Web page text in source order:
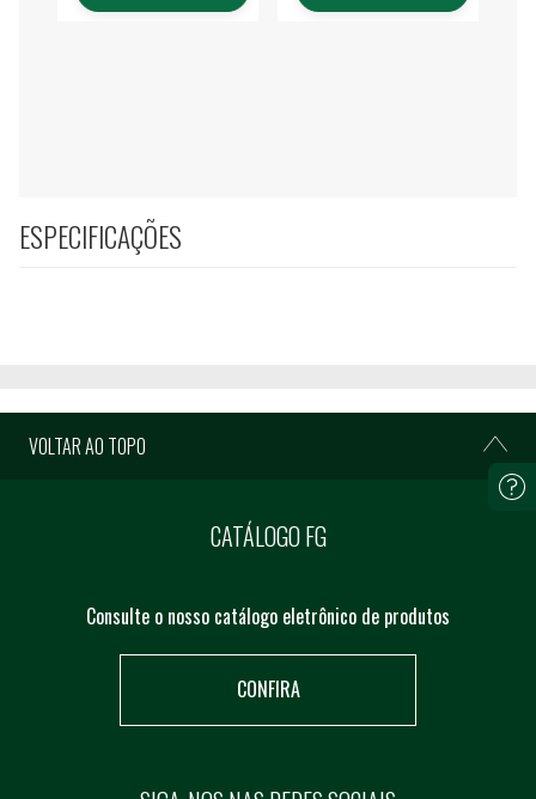
ESPECIFICAÇÕES
VOLTAR AO TOPO
CATÁLOGO FG
Consulte o nosso catálogo eletrônico de produtos
CONFIRA